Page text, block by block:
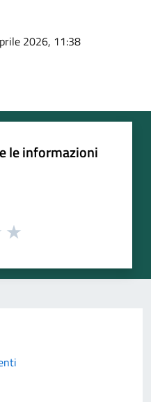
2026, 11:38
le informazioni